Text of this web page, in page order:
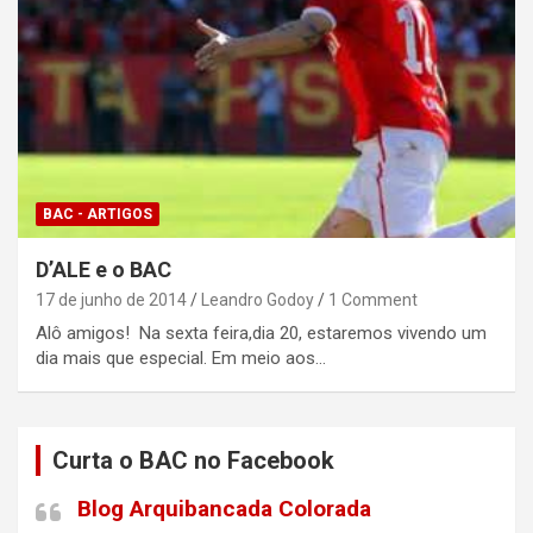
BAC - ARTIGOS
D’ALE e o BAC
17 de junho de 2014 Leandro Godoy 1 Comment
Alô amigos! Na sexta feira,dia 20, estaremos vivendo um
dia mais que especial. Em meio aos…
Curta o BAC no Facebook
Blog Arquibancada Colorada